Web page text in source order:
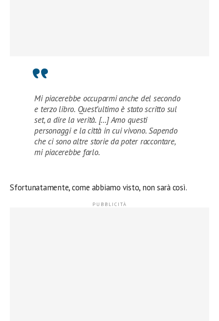
Mi piacerebbe occuparmi anche del secondo
e terzo libro. Quest’ultimo è stato scritto sul
set, a dire la verità. […] Amo questi
personaggi e la città in cui vivono. Sapendo
che ci sono altre storie da poter raccontare,
mi piacerebbe farlo.
Sfortunatamente, come abbiamo visto, non sarà così.